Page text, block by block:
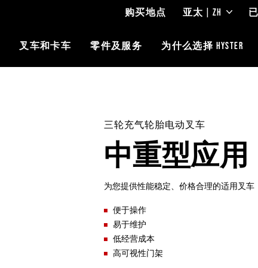
购买地点 亚太 | ZH
叉车和卡车 零件及服务 为什么选择 HYSTER
三轮充气轮胎电动叉车
中重型应用
为您提供性能稳定、价格合理的适用叉车
便于操作
易于维护
低经营成本
高可视性门架